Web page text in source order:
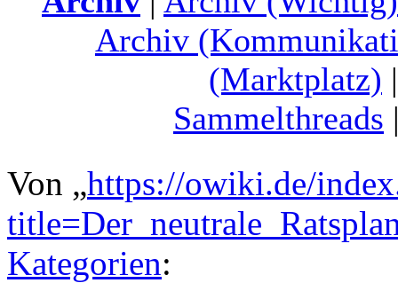
Archiv
(Marktplatz)
Sammelthreads
Von „https://owiki.de/
Kategorien: